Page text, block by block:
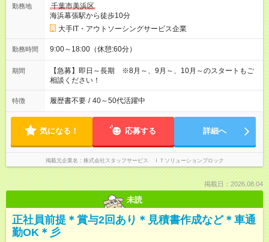
勤務地
千葉市美浜区
海浜幕張駅から徒歩10分
大手IT・アウトソーシングサービス企業
勤務時間 9:00～18:00（休憩:60分）
期間
【急募】即日～長期 ※8月～、9月～、10月～のスタートもご
相談ください！
特徴 履歴書不要 / 40～50代活躍中
気になる！ 応募する 詳細へ
掲載元企業名 株式会社スタッフサービス ＩＴソリューションブロック
掲載日：2026.08.04
未読
正社員前提＊賞与2回あり＊見積書作成など＊車通
勤OK＊彡